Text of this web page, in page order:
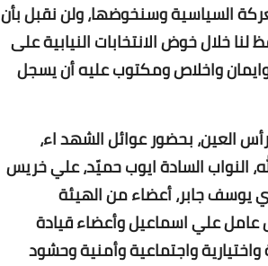
السياسية وسنخوضها، ولن نقبل بأن
لنا خلال خوض الانتخابات النيابية على
واخلاص ومكتوب عليه أن يسجل
العين، بحضور عوائل الشهد اء،
النواب السادة ايوب حميّد، علي خريس
يوسف جابر، أعضاء من الهيئة
عامل علي اسماعيل وأعضاء قيادة
واختيارية واجتماعية وأمنية وحشود
Www.albuss.net
05 فبراير 2021
Www.albuss.net
05 فبراير 2021